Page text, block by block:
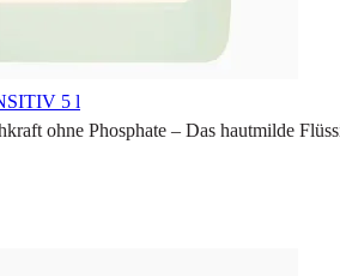
5 l
ohne Phosphate – Das hautmilde